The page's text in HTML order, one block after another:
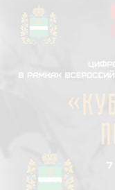
Выставки